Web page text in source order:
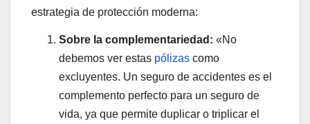
estrategia de protección moderna:
Sobre la complementariedad: «No
debemos ver estas pólizas como
excluyentes. Un seguro de accidentes es el
complemento perfecto para un seguro de
vida, ya que permite duplicar o triplicar el